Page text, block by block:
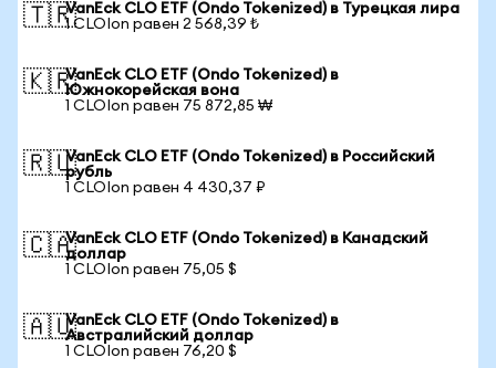
🇹🇷VanEck CLO ETF (Ondo Tokenized) в Турецкая лира
1 CLOIon равен 2 568,39 ₺
🇰🇷VanEck CLO ETF (Ondo Tokenized) в
Южнокорейская вона
1 CLOIon равен 75 872,85 ₩
🇷🇺VanEck CLO ETF (Ondo Tokenized) в Российский
рубль
1 CLOIon равен 4 430,37 ₽
🇨🇦VanEck CLO ETF (Ondo Tokenized) в Канадский
доллар
1 CLOIon равен 75,05 $
🇦🇺VanEck CLO ETF (Ondo Tokenized) в
Австралийский доллар
1 CLOIon равен 76,20 $